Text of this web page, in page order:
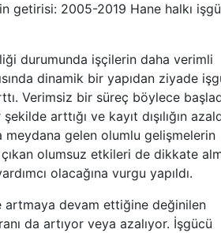
getirisi: 2005-2019 Hane halkı
durumunda işçilerin daha verimli
dinamik bir yapıdan ziyade
Verimsiz bir süreç böylece
arttığı ve kayıt dışılığın
gelen olumlu gelişmelerin
çıkan olumsuz etkileri de dikkate
olacağına vurgu yapıldı.
artmaya devam ettiğine değinilen
da artıyor veya azalıyor. İşgücü